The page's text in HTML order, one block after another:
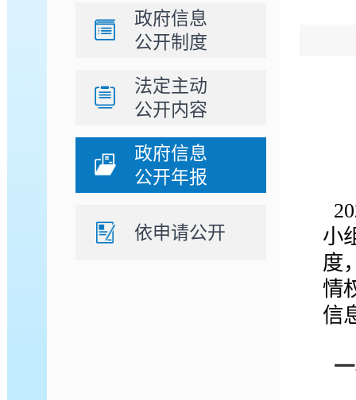
政府信息
公开制度
法定主动
公开内容
政府信息
公开年报
依申请公开
小
度
情
信